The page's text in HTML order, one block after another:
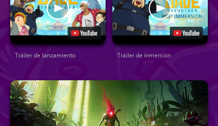
Tráiler de lanzamiento Tráiler de inmersión